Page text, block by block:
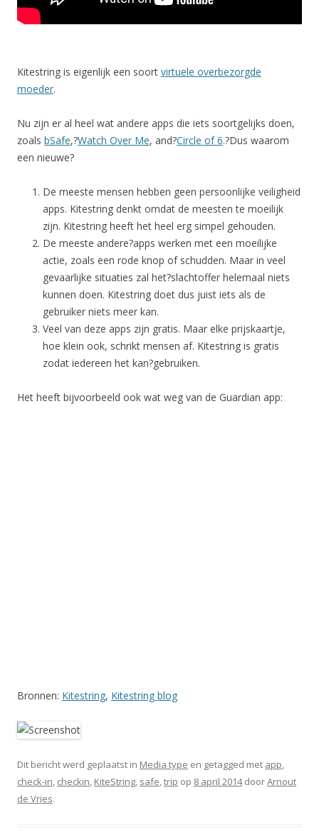
Kitestring is eigenlijk een soort virtuele overbezorgde
moeder.
Nu zijn er al heel wat andere apps die iets soortgelijks doen,
zoals bSafe,?Watch Over Me, and?Circle of 6.?Dus waarom
een nieuwe?
De meeste mensen hebben geen persoonlijke veiligheid
apps. Kitestring denkt omdat de meesten te moeilijk
zijn. Kitestring heeft het heel erg simpel gehouden.
De meeste andere?apps werken met een moeilijke
actie, zoals een rode knop of schudden. Maar in veel
gevaarlijke situaties zal het?slachtoffer helemaal niets
kunnen doen. Kitestring doet dus juist iets als de
gebruiker niets meer kan.
Veel van deze apps zijn gratis. Maar elke prijskaartje,
hoe klein ook, schrikt mensen af. Kitestring is gratis
zodat iedereen het kan?gebruiken.
Het heeft bijvoorbeeld ook wat weg van de Guardian app:
Bronnen: Kitestring, Kitestring blog
Dit bericht werd geplaatst in Media type en getagged met app,
check-in, checkin, KiteString, safe,trip op 8 april 2014doorArnout
de Vries.